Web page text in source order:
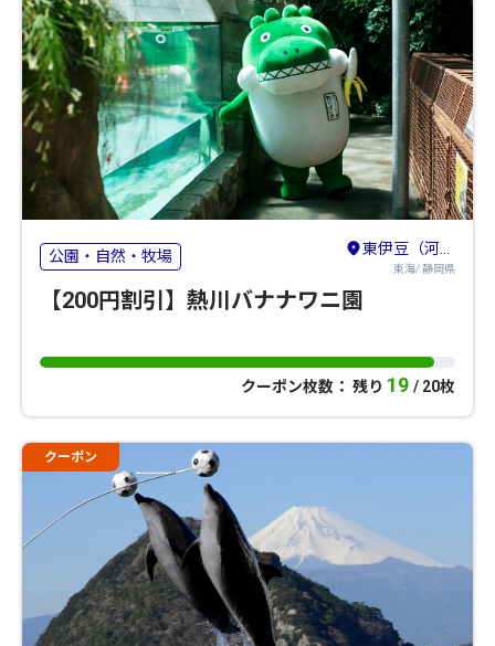
公園・自然・牧場 東伊豆（河津・熱川・稲取・北川）
東海/ 静岡県
【200円割引】熱川バナナワニ園
クーポン枚数： 残り 19 / 20枚
クーポン